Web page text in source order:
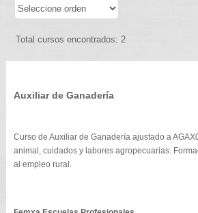
Total cursos encontrados: 2
Auxiliar de Ganadería
Curso de Auxiliar de Ganadería ajustado a
animal, cuidados y labores agropecuarias.
al empleo rural.